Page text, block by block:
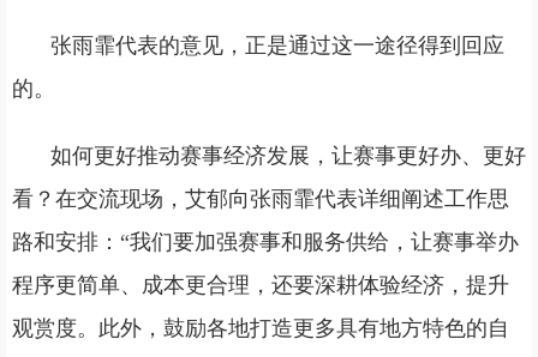
张雨霏代表的意见，正是通过这一途径得到回应
的。
如何更好推动赛事经济发展，让赛事更好办、更好
看？在交流现场，艾郁向张雨霏代表详细阐述工作思
路和安排：“我们要加强赛事和服务供给，让赛事举办
程序更简单、成本更合理，还要深耕体验经济，提升
观赏度。此外，鼓励各地打造更多具有地方特色的自